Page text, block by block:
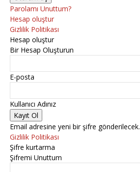
Parolamı Unuttum?
Hesap oluştur
Gizlilik Politikası
Hesap oluştur
Bir Hesap Oluşturun
E-posta
Kullanıcı Adınız
Email adresine yeni bir şifre gönderilecek.
Gizlilik Politikası
Şifre kurtarma
Şifremi Unuttum